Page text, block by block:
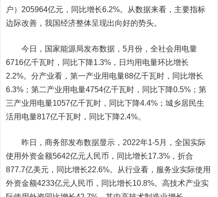
户）205964亿元，同比增长6.2%。从数据来看，主要指标
边际改善，我国经济整体呈现出向好的势头。
今日，国家能源局发布数据，5月份，全社会用电量
6716亿千瓦时，同比下降1.3%，日均用电量环比增长
2.2%。分产业看，第一产业用电量88亿千瓦时，同比增长
6.3%；第二产业用电量4754亿千瓦时，同比下降0.5%；第
三产业用电量1057亿千瓦时，同比下降4.4%；城乡居民生
活用电量817亿千瓦时，同比下降2.4%。
昨日，商务部发布数据显示，2022年1-5月，全国实际
使用外资金额5642亿元人民币，同比增长17.3%，折合
877.7亿美元，同比增长22.6%。从行业看，服务业实际使用
外资金额4233亿元人民币，同比增长10.8%。高技术产业实